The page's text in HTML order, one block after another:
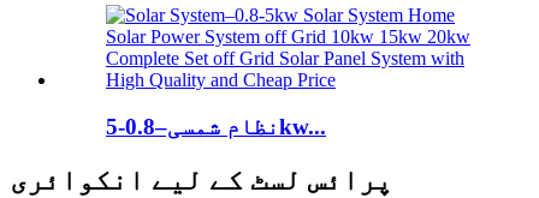
نظام شمسی–0.8-5kw...
پرائس لسٹ کے لیے انکوائری